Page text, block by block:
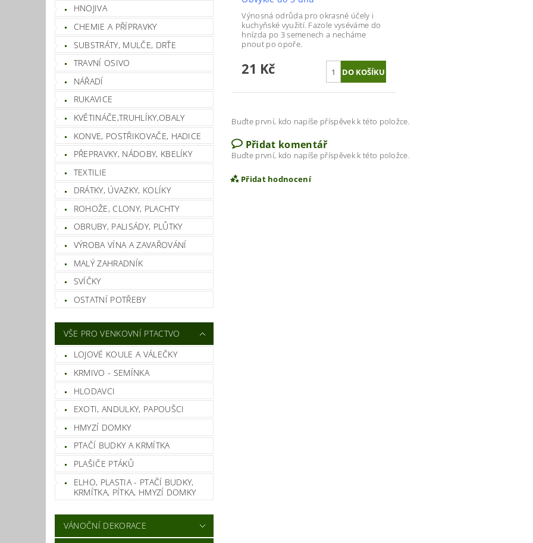
HNOJIVA
CHEMIE A PŘÍPRAVKY
SUBSTRÁTY, MULČE, DRŤE
TRAVNÍ OSIVO
NÁŘADÍ
RUKAVICE
KVĚTINÁČE,TRUHLÍKY,OBALY
KONVE, POSTŘIKOVAČE, HADICE
PŘEPRAVKY, NÁDOBY, KBELÍKY
TEXTILIE
DRÁTKY, ÚVAZKY, KOLÍKY
ROHOŽE, CLONY, PLACHTY
OBRUBY, PALISÁDY, PLŮTKY
VÝROBA VÍNA A ZAVAŘOVÁNÍ
MALÝ ZAHRADNÍK
SVÍČKY
OSTATNÍ POTŘEBY
VŠE PRO VENKOVNÍ PTACTVO
LOJOVÉ KOULE A VÁLEČKY
KRMIVO - SEMÍNKA
HLODAVCI
EXOTI, ANDULKY, PAPOUŠCI
HMYZÍ DOMKY
PTAČÍ BUDKY A KRMÍTKA
PLAŠIČE PTÁKŮ
ELHO, PLASTIA - PTAČÍ BUDKY,
KRMÍTKA, PÍTKA, HMYZÍ DOMKY
VÁNOČNÍ DEKORACE
Výnosná odrůda pro okrasné účely i
kuchyňské využití. Fazole vyséváme do
hnízda po 3 semenech a necháme
pnout po opoře.
21 Kč
Buďte první, kdo napíše příspěvek k této položce.
Přidat komentář
Buďte první, kdo napíše příspěvek k této položce.
Přidat hodnocení